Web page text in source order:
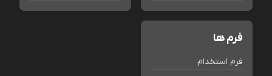
فرم ها
فرم استخدام